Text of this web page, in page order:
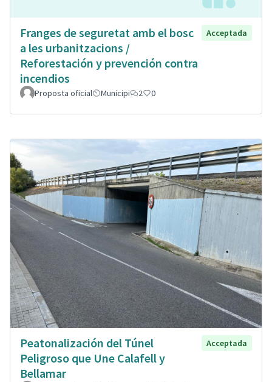
Franges de seguretat amb el bosc
a les urbanitzacions /
Reforestación y prevención contra
incendios
Acceptada
Proposta oficial Municipi 2 0
Peatonalización del Túnel
Peligroso que Une Calafell y
Bellamar
Acceptada